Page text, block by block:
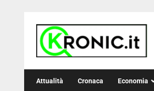
content
Attualità Cronaca Economia